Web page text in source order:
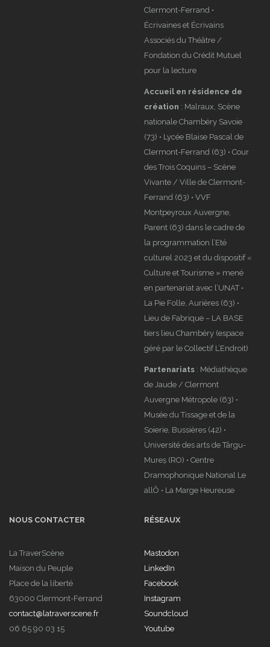
Clermont-Ferrand •
Écrivaines et Écrivains
Associés du Théâtre /
Fondation du Crédit Mutuel
pour la lecture
Accueil en résidence de
création : Malraux, Scène
nationale Chambéry Savoie
(73) • Lycée Blaise Pascal de
Clermont-Ferrand (63) • Cour
des Trois Coquins – Scène
Vivante / Ville de Clermont-
Ferrand (63) • VVF
Montpeyroux Auvergne,
Parent (63) dans le cadre de
la programmation l’Eté
culturel 2023 et du dispositif «
Culture et Tourisme » mené
en partenariat avec l’UNAT •
La Pie Folle, Aurières (63) •
Lieu de Fabrique – LA BASE
tiers lieu Chambéry (espace
géré par le Collectif L’Endroit)
Partenariats : Médiathèque
de Jaude / Clermont
Auvergne Métropole (63) •
Musée du Tissage et de la
Soierie, Bussières (42) •
Université des arts de Târgu-
Mureș (RO) • Centre
Dramophonique National Le
allÔ • La Marge Heureuse
NOUS CONTACTER
La TraverScène
Maison du Peuple
Place de la liberté
63000 Clermont-Ferrand
contact@latraverscene.fr
06 65 90 03 15
RÉSEAUX
Mastodon
LinkedIn
Facebook
Instagram
Soundcloud
Youtube